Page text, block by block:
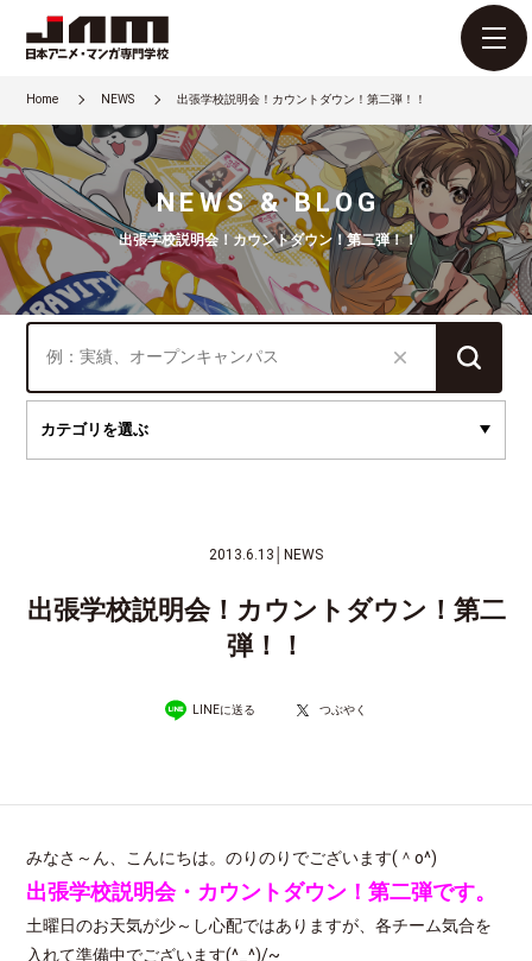
Home NEWS 出張学校説明会！カウントダウン！第二弾！！
NEWS & BLOG
出張学校説明会！カウントダウン！第二弾！！
2013.6.13 NEWS
出張学校説明会！カウントダウン！第二
弾！！
LINEに送る つぶやく
みなさ～ん、こんにちは。のりのりでございます(＾o^)
出張学校説明会・カウントダウン！第二弾です。
土曜日のお天気が少～し心配ではありますが、各チーム気合を
入れて準備中でございます(^_^)/~